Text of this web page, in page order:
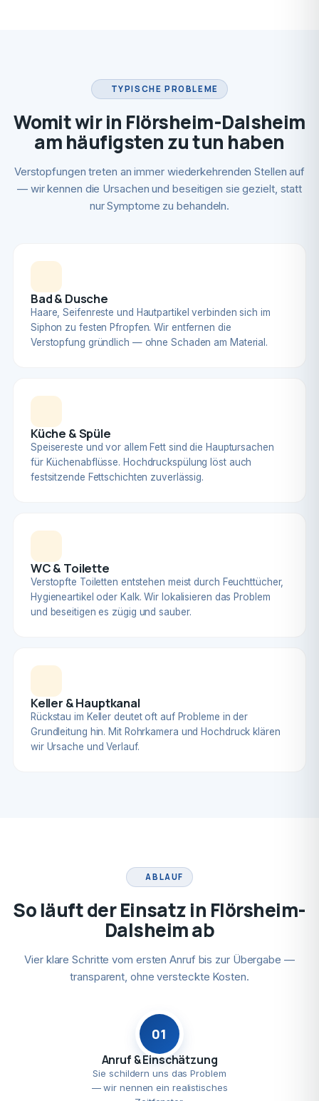
TYPISCHE PROBLEME
Womit wir in Flörsheim-Dalsheim
am häufigsten zu tun haben
Verstopfungen treten an immer wiederkehrenden Stellen auf
— wir kennen die Ursachen und beseitigen sie gezielt, statt
nur Symptome zu behandeln.
Bad & Dusche
Haare, Seifenreste und Hautpartikel verbinden sich im
Siphon zu festen Pfropfen. Wir entfernen die
Verstopfung gründlich — ohne Schaden am Material.
Küche & Spüle
Speisereste und vor allem Fett sind die Hauptursachen
für Küchenabflüsse. Hochdruckspülung löst auch
festsitzende Fettschichten zuverlässig.
WC & Toilette
Verstopfte Toiletten entstehen meist durch Feuchttücher,
Hygieneartikel oder Kalk. Wir lokalisieren das Problem
und beseitigen es zügig und sauber.
Keller & Hauptkanal
Rückstau im Keller deutet oft auf Probleme in der
Grundleitung hin. Mit Rohrkamera und Hochdruck klären
wir Ursache und Verlauf.
ABLAUF
So läuft der Einsatz in Flörsheim-
Dalsheim ab
Vier klare Schritte vom ersten Anruf bis zur Übergabe —
transparent, ohne versteckte Kosten.
01
Anruf & Einschätzung
Sie schildern uns das Problem
— wir nennen ein realistisches